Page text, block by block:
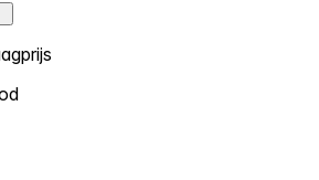
de markt hier is.
vraagprijs
Verwacht